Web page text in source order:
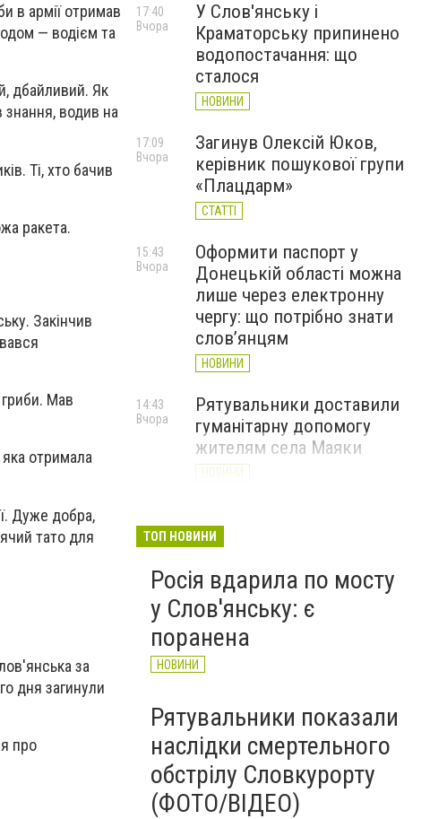
в армії отримав
— водієм та
дбайливий. Як
знання, водив на
Ті, хто бачив
ракета.
Закінчив
Мав
отримала
Дуже добра,
тато для
за
дня загинули
про
У Слов'янську і
Краматорську припинено
водопостачання: що
сталося
НОВИНИ
17:40
Вчора
Загинув Олексій Юков,
керівник пошукової групи
«Плацдарм»
СТАТТІ
17:09
Вчора
Оформити паспорт у
Донецькій області можна
лише через електронну
чергу: що потрібно знати
слов’янцям
НОВИНИ
15:43
Вчора
Рятувальники доставили
гуманітарну допомогу
жителям села Маяки
НОВИНИ
14:43
Вчора
онлайн-акція до Дня молоді
Вчора
ТОП НОВИНИ
Росія вдарила по мосту
у Слов'янську: є
поранена
НОВИНИ
Рятувальники показали
наслідки смертельного
обстрілу Словкурорту
(ФОТО/ВІДЕО)